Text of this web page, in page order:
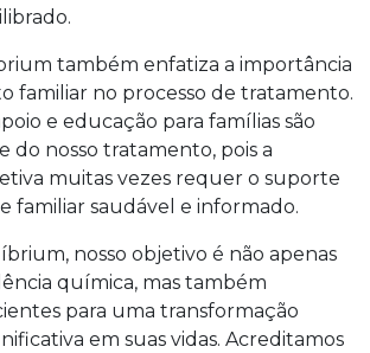
também enfatiza a importância
familiar no processo de tratamento.
e educação para famílias são
do nosso tratamento, pois a
muitas vezes requer o suporte
familiar saudável e informado.
nosso objetivo é não apenas
química, mas também
para uma transformação
em suas vidas. Acreditamos